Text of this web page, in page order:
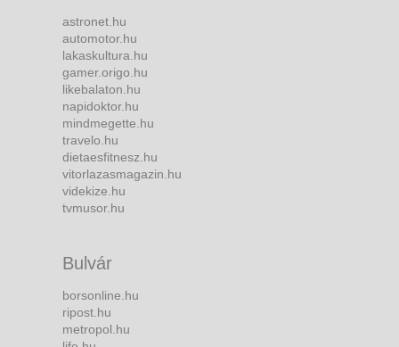
astronet.hu
automotor.hu
lakaskultura.hu
gamer.origo.hu
likebalaton.hu
napidoktor.hu
mindmegette.hu
travelo.hu
dietaesfitnesz.hu
vitorlazasmagazin.hu
videkize.hu
tvmusor.hu
Bulvár
borsonline.hu
ripost.hu
metropol.hu